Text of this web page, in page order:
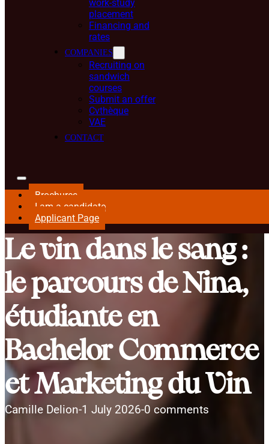
work-study
placement
Financing and
rates
COMPANIES
Recruiting on
sandwich
courses
Submit an offer
Cvthèque
VAE
CONTACT
Brochures
I am a candidate
Applicant Page
Le vin dans le sang :
le parcours de Nina,
étudiante en
Bachelor Commerce
et Marketing du Vin
Camille Delion-1 July 2026-0 comments